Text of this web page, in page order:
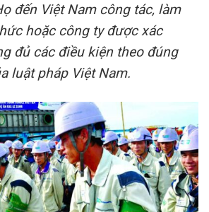
đến Việt Nam công tác, làm
hoặc công ty được xác
đủ các điều kiện theo đúng
luật pháp Việt Nam.